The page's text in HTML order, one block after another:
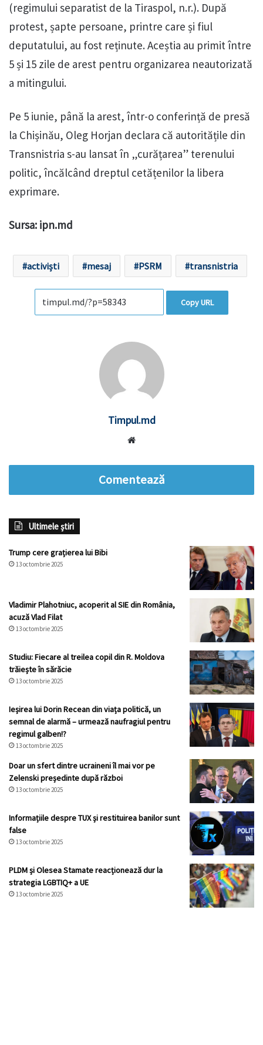
(regimului separatist de la Tiraspol, n.r.). După
protest, șapte persoane, printre care și fiul
deputatului, au fost reținute. Aceștia au primit între
5 și 15 zile de arest pentru organizarea neautorizată
a mitingului.
Pe 5 iunie, până la arest, într-o conferință de presă
la Chișinău, Oleg Horjan declara că autoritățile din
Transnistria s-au lansat în „curățarea” terenului
politic, încălcând dreptul cetățenilor la libera
exprimare.
Sursa: ipn.md
activiști mesaj PSRM transnistria
Copy URL
Timpul.md
Comentează
Ultimele știri
Trump cere grațierea lui Bibi
13 octombrie 2025
Vladimir Plahotniuc, acoperit al SIE din România,
acuză Vlad Filat
13 octombrie 2025
Studiu: Fiecare al treilea copil din R. Moldova
trăiește în sărăcie
13 octombrie 2025
Ieșirea lui Dorin Recean din viața politică, un
semnal de alarmă – urmează naufragiul pentru
regimul galben!?
13 octombrie 2025
Doar un sfert dintre ucraineni îl mai vor pe
Zelenski președinte după război
13 octombrie 2025
Informațiile despre TUX și restituirea banilor sunt
false
13 octombrie 2025
PLDM și Olesea Stamate reacționează dur la
strategia LGBTIQ+ a UE
13 octombrie 2025